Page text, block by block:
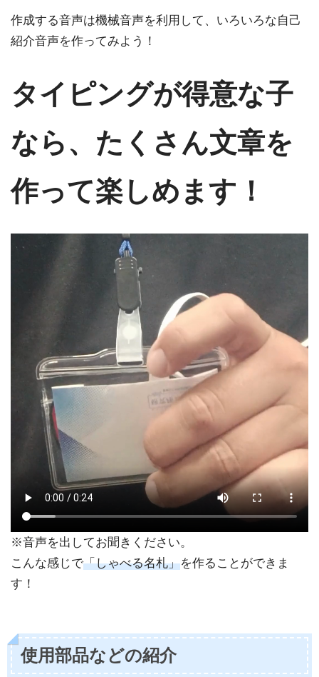
作成する音声は機械音声を利用して、いろいろな自己
紹介音声を作ってみよう！
タイピングが得意な子
なら 、 たくさん文章を
作って楽しめます！
※音声を出してお聞きください。
こんな感じで「しゃべる名札」を作ることができま
す！
使用部品などの紹介